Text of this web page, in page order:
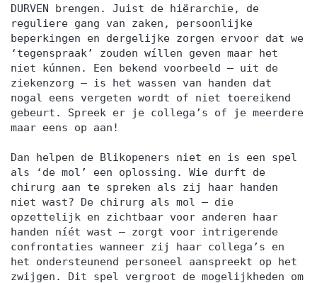
DURVEN brengen. Juist de hiërarchie, de
reguliere gang van zaken, persoonlijke
beperkingen en dergelijke zorgen ervoor dat we
‘tegenspraak’ zouden wíllen geven maar het
niet kúnnen. Een bekend voorbeeld – uit de
ziekenzorg – is het wassen van handen dat
nogal eens vergeten wordt of niet toereikend
gebeurt. Spreek er je collega’s of je meerdere
maar eens op aan!
Dan helpen de Blikopeners niet en is een spel
als ‘de mol’ een oplossing. Wie durft de
chirurg aan te spreken als zij haar handen
niet wast? De chirurg als mol – die
opzettelijk en zichtbaar voor anderen haar
handen níét wast – zorgt voor intrigerende
confrontaties wanneer zij haar collega’s en
het ondersteunend personeel aanspreekt op het
zwijgen. Dit spel vergroot de mogelijkheden om